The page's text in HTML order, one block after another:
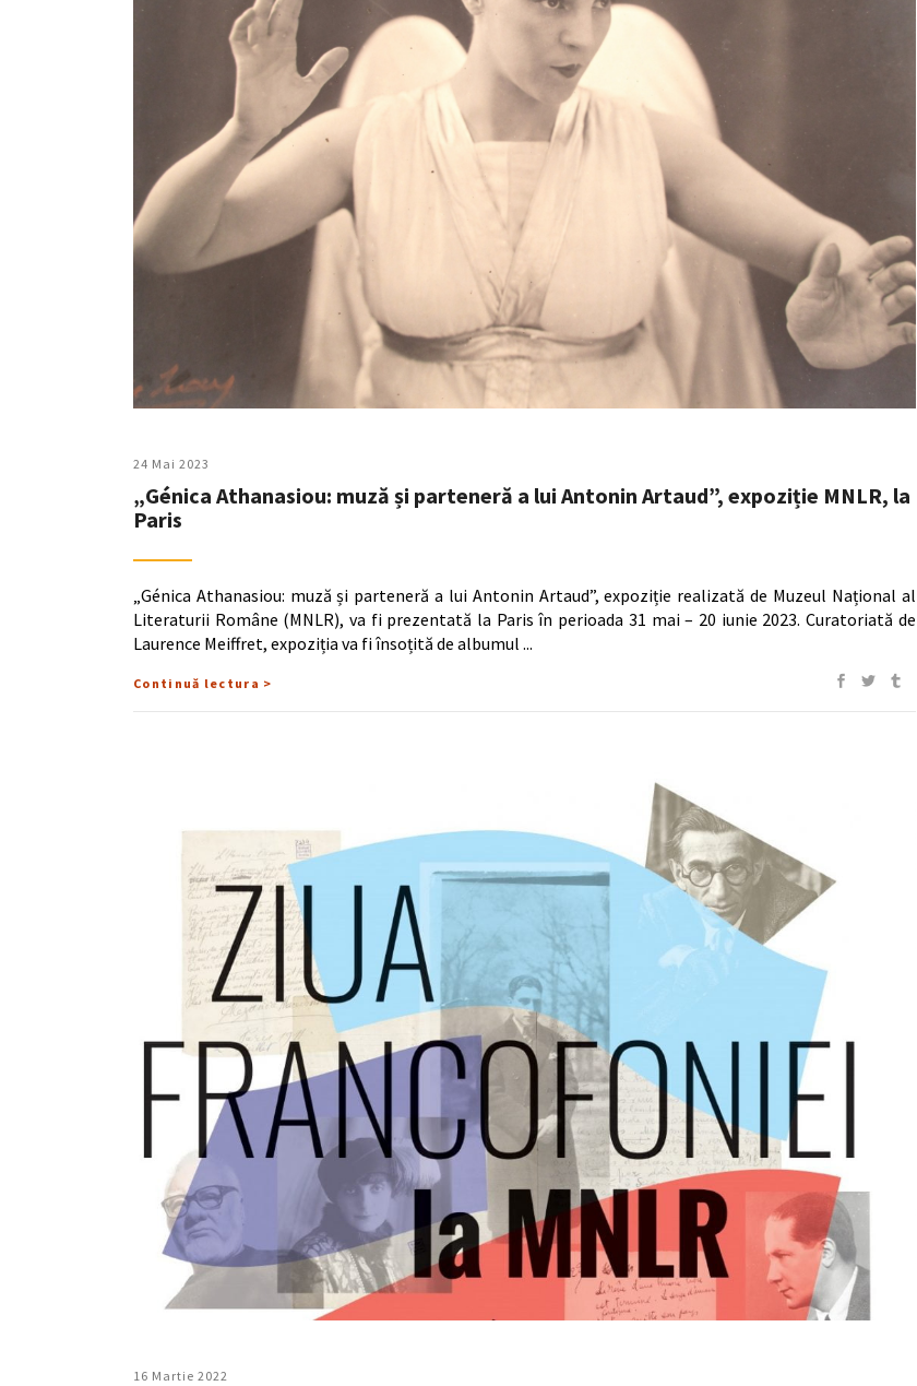
24 Mai 2023
„Génica Athanasiou: muză și parteneră a lui Antonin Artaud”, expoziție MNLR, la
Paris
„Génica Athanasiou: muză și parteneră a lui Antonin Artaud”, expoziție realizată de Muzeul Național al
Literaturii Române (MNLR), va fi prezentată la Paris în perioada 31 mai – 20 iunie 2023. Curatoriată de
Laurence Meiffret, expoziția va fi însoțită de albumul
Continuă lectura >
16 Martie 2022